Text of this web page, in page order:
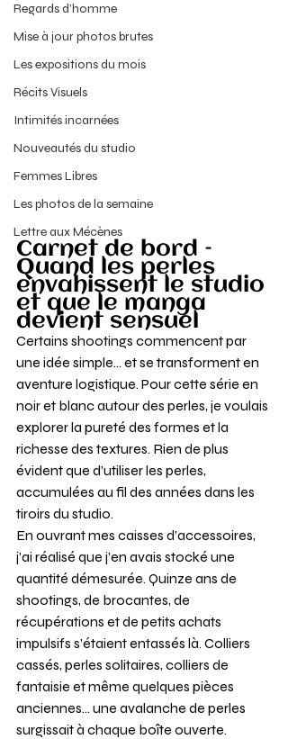
Regards d’homme
Mise à jour photos brutes
Les expositions du mois
Récits Visuels
Intimités incarnées
Nouveautés du studio
Femmes Libres
Les photos de la semaine
Lettre aux Mécènes
Carnet de bord –
Quand les perles
envahissent le studio
et que le manga
devient sensuel
Certains shootings commencent par
une idée simple… et se transforment en
aventure logistique. Pour cette série en
noir et blanc autour des perles, je voulais
explorer la pureté des formes et la
richesse des textures. Rien de plus
évident que d’utiliser les perles,
accumulées au fil des années dans les
tiroirs du studio.
En ouvrant mes caisses d’accessoires,
j’ai réalisé que j’en avais stocké une
quantité démesurée. Quinze ans de
shootings, de brocantes, de
récupérations et de petits achats
impulsifs s’étaient entassés là. Colliers
cassés, perles solitaires, colliers de
fantaisie et même quelques pièces
anciennes… une avalanche de perles
surgissait à chaque boîte ouverte.